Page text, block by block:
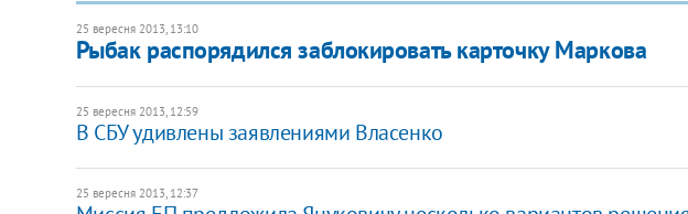
25 вересня 2013, 13:10
Рыбак распорядился заблокировать карточку Маркова
25 вересня 2013, 12:59
В СБУ удивлены заявлениями Власенко
25 вересня 2013, 12:37